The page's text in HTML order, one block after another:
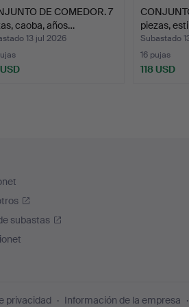
DE COMEDOR. 7
caoba, años…
13 jul 2026
piezas,
Subastado
16 pujas
118 USD
subastas
privacidad Información de la empresa